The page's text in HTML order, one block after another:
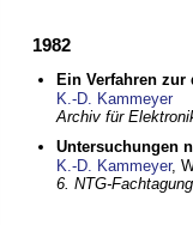
1982
Ein Verfahren
K.-D. Kammeyer
Archiv für
Untersuchungen
K.-D. Kammeyer,
6. NTG-